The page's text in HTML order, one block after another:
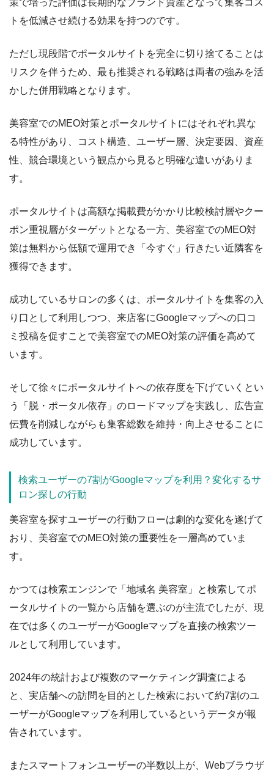
策で培った評価は長期的なブランド資産となって集客コス
トを低減させ続ける効果を持つのです。
ただし現段階でポータルサイトを完全に切り捨てることは
リスクを伴うため、最も推奨される戦略は両者の強みを活
かした併用戦略となります。
美容室でのMEO対策とポータルサイトにはそれぞれ異な
る特性があり、コスト構造、ユーザー層、決定要因、資産
性、競合環境という観点から見ると明確な違いがありま
す。
ポータルサイトは高額な掲載費がかかり比較検討層やクー
ポン重視層がターゲットとなる一方、美容室でのMEO対
策は無料から低額で運用でき「今すぐ」行きたい近隣客を
獲得できます。
成功しているサロンの多くは、ポータルサイトを集客の入
り口として利用しつつ、来店客にGoogleマップへの口コ
ミ投稿を促すことで美容室でのMEO対策の評価を高めて
います。
そして徐々にポータルサイトへの依存度を下げていくとい
う「脱・ポータル依存」のロードマップを実践し、広告宣
伝費を削減しながらも集客総数を維持・向上させることに
成功しています。
検索ユーザーの7割がGoogleマップを利用？変化するサ
ロン探しの行動
美容室を探すユーザーの行動フローは劇的な変化を遂げて
おり、美容室でのMEO対策の重要性を一層高めていま
す。
かつては検索エンジンで「地域名 美容室」と検索してポ
ータルサイトの一覧から店舗を選ぶのが主流でしたが、現
在では多くのユーザーがGoogleマップを直接の検索ツー
ルとして利用しています。
2024年の統計および複数のマーケティング調査による
と、実店舗への訪問を目的とした検索において約7割のユ
ーザーがGoogleマップを利用しているというデータが報
告されています。
またスマートフォンユーザーの半数以上が、Webブラウザ